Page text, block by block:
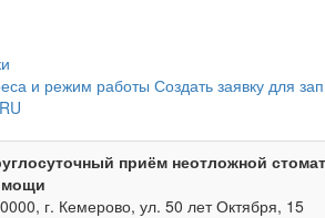
и режим работы Создать заявку для
RU
приём неотложной
г. Кемерово, ул. 50 лет Октября, 15